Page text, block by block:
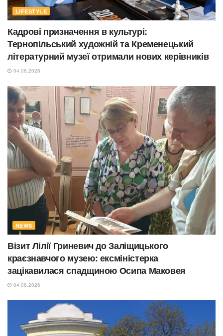
LIFESTYLE
Кадрові призначення в культурі:
Тернопільський художній та Кременецький
літературний музеї отримали нових керівників
04.08.2026
NEWS
Візит Лілії Гриневич до Заліщицького
краєзнавчого музею: ексміністерка
зацікавилася спадщиною Осипа Маковея
04.08.2026